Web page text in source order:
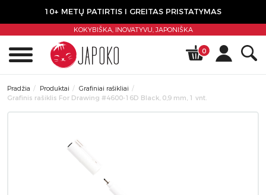
10+ METŲ PATIRTIS I GREITAS PRISTATYMAS
KOKYBIŠKA, INOVATYVU,JAPONIŠKA
0
Pradžia Produktai
Grafiniai rašikliai
Grafinis rašiklis For Drawing #4600-16D Black, 0,9 mm, 1 vnt.